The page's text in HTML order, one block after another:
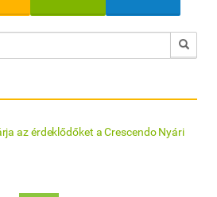
az érdeklődőket a Crescendo Nyári